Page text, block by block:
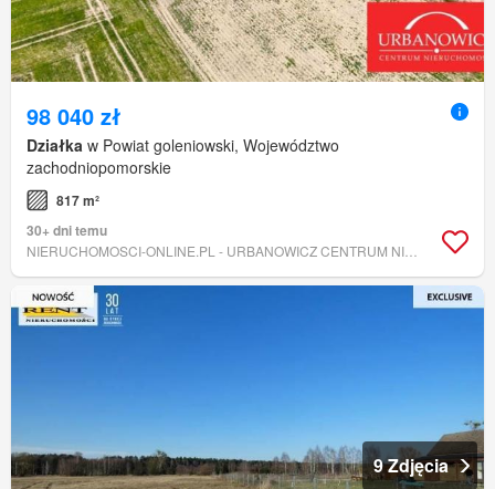
98 040 zł
Działka w Powiat goleniowski, Województwo
zachodniopomorskie
817 m²
30+ dni temu
9 Zdjęcia